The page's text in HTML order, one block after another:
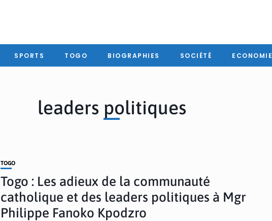
SPORTS TOGO BIOGRAPHIES SOCIÉTÉ ECONOMIE
leaders politiques
TOGO
Togo : Les adieux de la communauté
catholique et des leaders politiques à Mgr
Philippe Fanoko Kpodzro